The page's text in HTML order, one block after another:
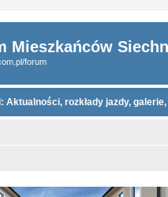
Mieszkańców
forum
Aktualności, rozkłady jazdy,